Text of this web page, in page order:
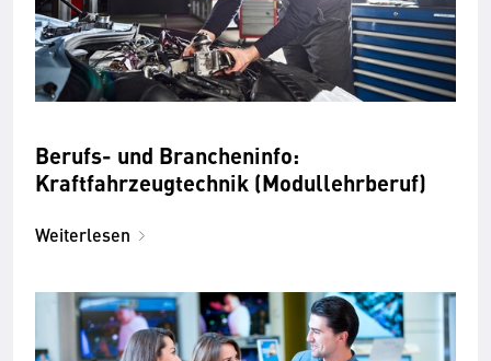
Berufs- und Brancheninfo:
Kraftfahrzeugtechnik (Modullehrberuf)
Weiterlesen